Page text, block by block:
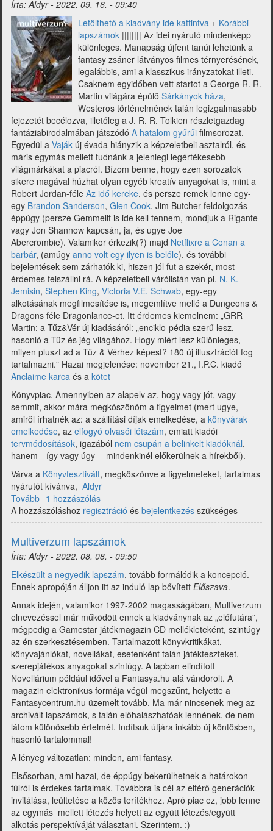
Írta:Aldyr- 2022. 09. 16. - 09:40
Letölthető a kiadvány ide kattintva + Korábbi
lapszámok |||||||| Az idei nyárutó mindenképp
különleges. Manapság újfent tanúi lehetünk a
fantasy zsáner látványos filmes térnyerésének,
legalábbis, ami a klasszikus irányzatokat illeti.
Csaknem egyidőben vett startot a George R. R.
Martin világára épülő Sárkányok háza,
Westeros történelmének talán legizgalmasabb
fejezetét becélozva, illetőleg a J. R. R. Tolkien részletgazdag
fantáziabirodalmában játszódó A hatalom gyűrűi filmsorozat.
Egyedül a Vaják új évada hiányzik a képzeletbeli asztalról, és
máris egymás mellett tudnánk a jelenlegi legértékesebb
világmárkákat a piacról. Bízom benne, hogy ezen sorozatok
sikere magával húzhat olyan egyéb kreatív anyagokat is, mint a
Robert Jordan-féle Az idő kereke, és persze remek lenne egy-
egy Brandon Sanderson, Glen Cook, Jim Butcher feldolgozás
éppúgy (persze Gemmellt is ide kell tennem, mondjuk a Rigante
vagy Jon Shannow kapcsán, ja, és ugye Joe
Abercrombie). Valamikor érkezik(?) majd Netflixre a Conan a
barbár, (amúgy anno volt egy ilyen is belőle), és további
bejelentések sem zárhatók ki, hiszen jól fut a szekér, most
érdemes felszállni rá. A képzeletbeli várólistán van pl. N. K.
Jemisin, Stephen King, Victoria V.E. Schwab, egy-egy
alkotásának megfilmesítése is, megemlítve mellé a Dungeons &
Dragons féle Dragonlance-et. Itt érdemes kiemelnem: „GRR
Martin: a Tűz&Vér új kiadásáról: „enciklo-pédia szerű lesz,
hasonló a Tűz és jég világához. Hogy miért lesz különleges,
milyen pluszt ad a Tűz & Vérhez képest? 180 új illusztrációt fog
tartalmazni." Hazai megjelenése: november 21., I.P.C. kiadó
Anclaime karca és a kötet
Könyvpiac. Amennyiben az alapelv az, hogy vagy jót, vagy
semmit, akkor mára megköszönöm a figyelmet (mert ugye,
amiről írhatnék az: a szállítási díjak emelkedése, a könyvárak
emelkedése, az elfogyó olvasói létszám, emiatt kiadói
tervmódosítások, igazából nem csupán a belinkelt kiadóknál,
hanem—így vagy úgy— mindenkinél előkerülnek a hírekből).
Várva a Könyvfesztivált, megköszönve a figyelmeteket, tartalmas
nyárutót kívánva, Aldyr
Tovább (Multiverzum
-
Fantasy
hírgyűjtemény
2022
szeptember)
1 hozzászólás
A hozzászóláshoz regisztráció és bejelentkezés szükséges
Multiverzum lapszámok
Írta:Aldyr- 2022. 08. 08. - 09:50
Elkészült a negyedik lapszám, tovább formálódik a koncepció.
Ennek apropóján álljon itt az induló lap bővített Előszava.
Annak idején, valamikor 1997-2002 magasságában, Multiverzum
elnevezéssel már működött ennek a kiadványnak az „előfutára”,
mégpedig a Gamestar játékmagazin CD mellékleteként, szintúgy
az én szerkesztésemben. Tartalmazott könyvkritikákat,
könyvajánlókat, novellákat, esetenként talán játékteszteket,
szerepjátékos anyagokat szintúgy. A lapban elindított
Novellárium például idővel a Fantasya.hu alá vándorolt. A
magazin elektronikus formája végül megszűnt, helyette a
Fantasycentrum.hu üzemelt tovább. Ma már nincsenek meg az
archivált lapszámok, s talán előhalászhatóak lennének, de nem
látom különösebb értelmét. Indítsuk útjára inkább új köntösben,
hasonló tartalommal!
A lényeg változatlan: minden, ami fantasy.
Elsősorban, ami hazai, de éppúgy bekerülhetnek a határokon
túlról is érdekes tartalmak. Továbbra is cél az eltérő generációk
invitálása, leültetése a közös terítékhez. Apró piac ez, jobb lenne
az egymás mellett létezés helyett az együtt létezés/együtt
alkotás perspektíváját választani. Szerintem. :)